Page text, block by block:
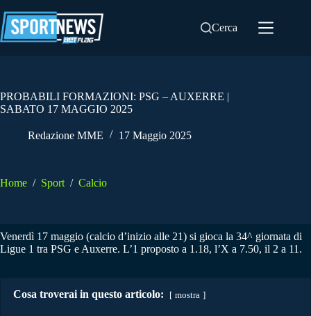
al
contenuto
Cerca
PROBABILI FORMAZIONI: PSG – AUXERRE |
SABATO 17 MAGGIO 2025
Redazione MME 17 Maggio 2025
Home / Sport / Calcio
Venerdì 17 maggio (calcio d’inizio alle 21) si gioca la 34^ giornata di
Ligue 1 tra PSG e Auxerre. L’1 proposto a 1.18, l’X a 7.50, il 2 a 11.
Cosa troverai in questo articolo: mostra